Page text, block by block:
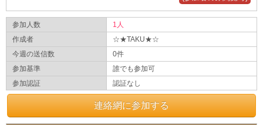
参加人数
1人
作成者
☆★TAKU★☆
今週の送信数
0件
参加基準
誰でも参加可
参加認証
認証なし
連絡網に参加する